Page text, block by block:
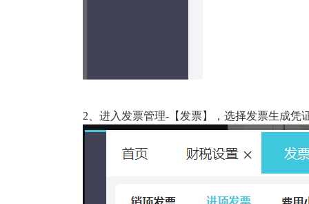
2、 进入发票管理-【发票】，选择发票生成凭